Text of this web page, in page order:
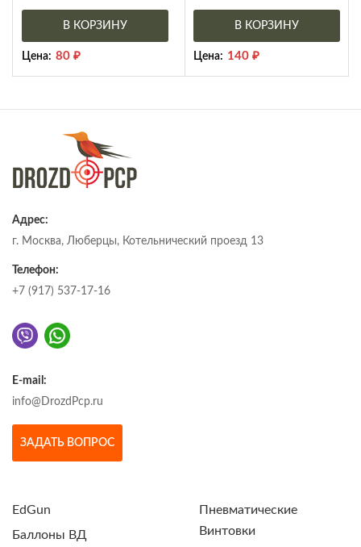
В КОРЗИНУ
Цена: 80 ₽
В КОРЗИНУ
Цена: 140 ₽
Адрес:
г. Москва, Люберцы, Котельнический проезд 13
Телефон:
+7 (917) 537-17-16
E-mail:
info@DrozdPcp.ru
ЗАДАТЬ ВОПРОС
EdGun
Баллоны ВД
Пневматические
Винтовки